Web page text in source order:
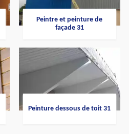
Peintre et peinture de
façade 31
Peinture dessous de toit 31